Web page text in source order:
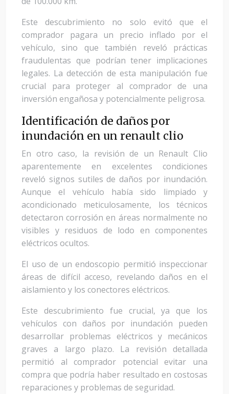
Este descubrimiento no solo evitó que el
comprador pagara un precio inflado por el
vehículo, sino que también reveló prácticas
fraudulentas que podrían tener implicaciones
legales. La detección de esta manipulación fue
crucial para proteger al comprador de una
inversión engañosa y potencialmente peligrosa.
Identificación de daños por
inundación en un renault clio
En otro caso, la revisión de un Renault Clio
aparentemente en excelentes condiciones
reveló signos sutiles de daños por inundación.
Aunque el vehículo había sido limpiado y
acondicionado meticulosamente, los técnicos
detectaron corrosión en áreas normalmente no
visibles y residuos de lodo en componentes
eléctricos ocultos.
El uso de un endoscopio permitió inspeccionar
áreas de difícil acceso, revelando daños en el
aislamiento y los conectores eléctricos.
Este descubrimiento fue crucial, ya que los
vehículos con daños por inundación pueden
desarrollar problemas eléctricos y mecánicos
graves a largo plazo. La revisión detallada
permitió al comprador potencial evitar una
compra que podría haber resultado en costosas
reparaciones y problemas de seguridad.